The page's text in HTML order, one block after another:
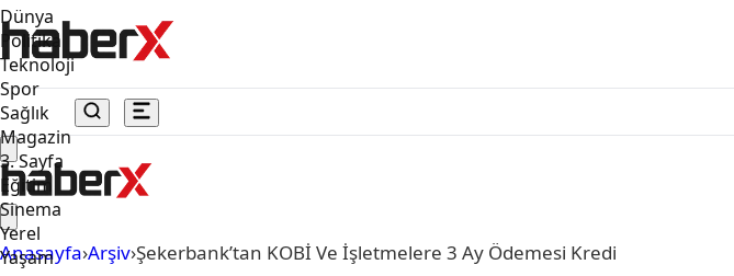
Dünya
Politika
Teknoloji
Spor
Sağlık
Magazin
3. Sayfa
Eğitim
Sinema
Yerel
Yaşam
Anasayfa›Arşiv›Şekerbank’tan KOBİ Ve İşletmelere 3 Ay Ödemesi Kredi